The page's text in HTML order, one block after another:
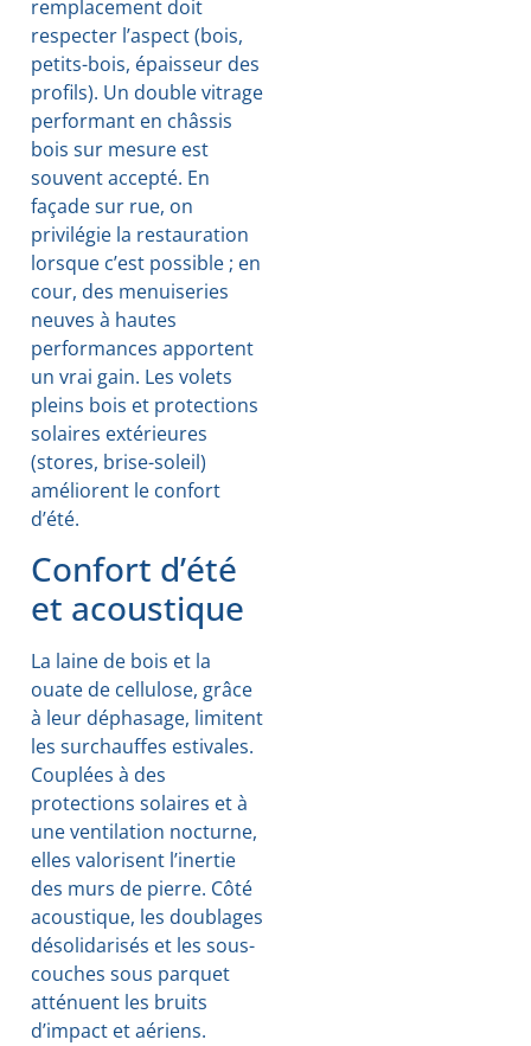
remplacement doit
respecter l’aspect (bois,
petits-bois, épaisseur des
profils). Un double vitrage
performant en châssis
bois sur mesure est
souvent accepté. En
façade sur rue, on
privilégie la restauration
lorsque c’est possible ; en
cour, des menuiseries
neuves à hautes
performances apportent
un vrai gain. Les volets
pleins bois et protections
solaires extérieures
(stores, brise-soleil)
améliorent le confort
d’été.
Confort d’été
et acoustique
La laine de bois et la
ouate de cellulose, grâce
à leur déphasage, limitent
les surchauffes estivales.
Couplées à des
protections solaires et à
une ventilation nocturne,
elles valorisent l’inertie
des murs de pierre. Côté
acoustique, les doublages
désolidarisés et les sous-
couches sous parquet
atténuent les bruits
d’impact et aériens.